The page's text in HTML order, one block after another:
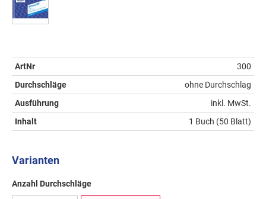
ArtNr
300
Durchschläge
ohne Durchschlag
Ausführung
inkl. MwSt.
Inhalt
1 Buch (50 Blatt)
Varianten
Anzahl Durchschläge